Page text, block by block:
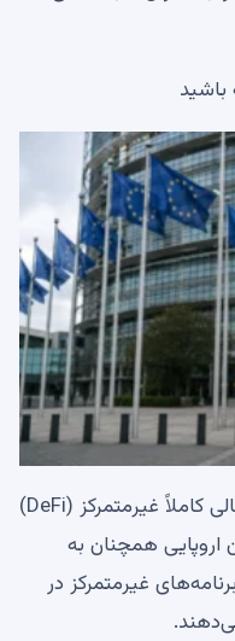
همچنین تا حد زیادی پروتکل‌های مالی کاملاً غیرمتمرکز (DeFi)
اروپایی همچنان به
غیرمتمرکز در